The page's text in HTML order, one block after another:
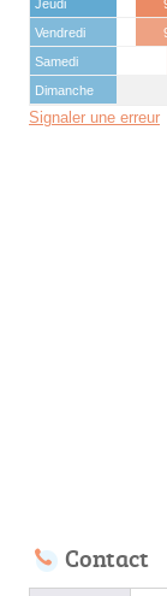
Jeudi
Vendredi
Samedi
Dimanche
Signaler une erreur
Contact